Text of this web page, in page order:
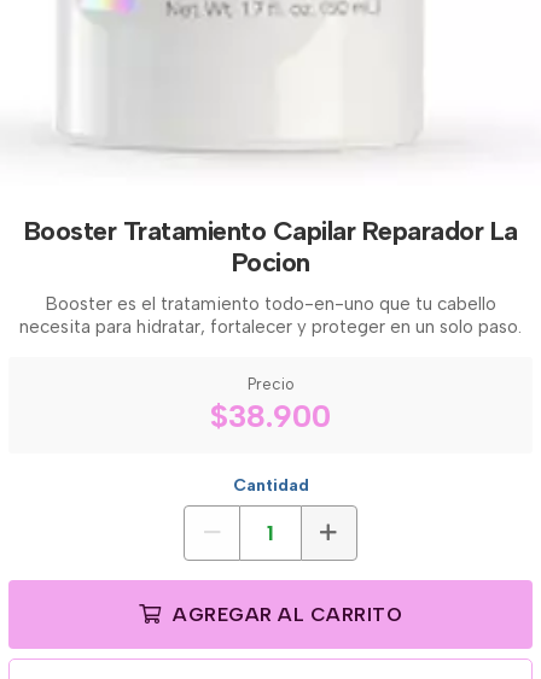
Booster Tratamiento Capilar Reparador La
Pocion
Booster es el tratamiento todo-en-uno que tu cabello
necesita para hidratar, fortalecer y proteger en un solo paso.
Precio
$38.900
Cantidad
AGREGAR AL CARRITO